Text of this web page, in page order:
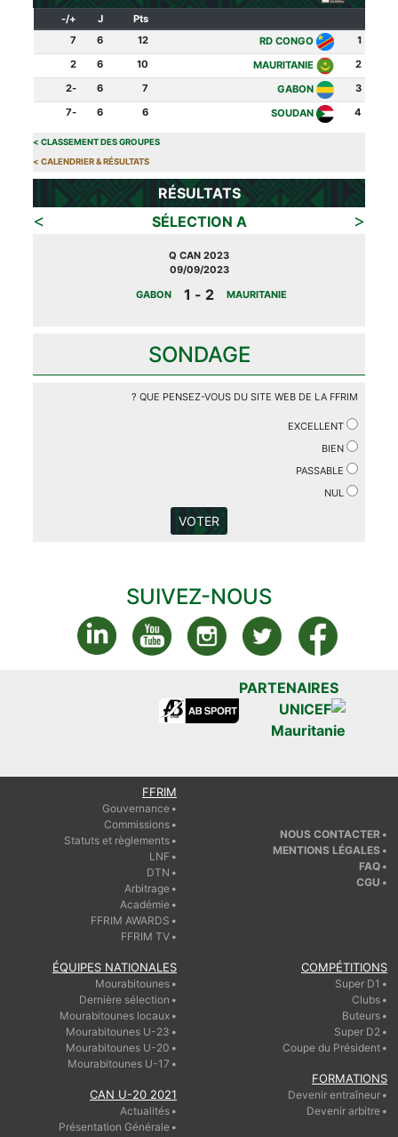
Pts
J
+/-
1
RD CONGO
12
6
7
2
MAURITANIE
10
6
2
3
GABON
7
6
-2
4
SOUDAN
6
6
-7
CLASSEMENT DES GROUPES
>
CALENDRIER & RÉSULTATS
>
RÉSULTATS
<
SÉLECTION A
>
Q CAN 2023
09/09/2023
MAURITANIE
2 - 1
GABON
SONDAGE
QUE PENSEZ-VOUS DU SITE WEB DE LA FFRIM ?
EXCELLENT
BIEN
NUL
VOTER
SUIVEZ-NOUS
PARTENAIRES
NOUS CONTACTER
MENTIONS LÉGALES
FAQ
CGU
FFRIM
Gouvernance
Commissions
Statuts et règlements
LNF
DTN
Arbitrage
Académie
FFRIM AWARDS
FFRIM TV
COMPÉTITIONS
Super D1
Clubs
Buteurs
Super D2
Coupe du Président
FORMATIONS
Devenir entraîneur
Devenir arbitre
ÉQUIPES NATIONALES
Mourabitounes
Dernière sélection
Mourabitounes locaux
Mourabitounes U-23
Mourabitounes U-20
Mourabitounes U-17
CAN U-20 2021
Actualités
Présentation Générale